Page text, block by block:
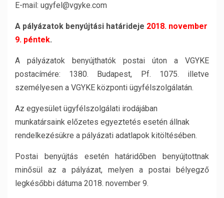
E-mail: ugyfel@vgyke.com
A pályázatok benyújtási határideje 2018. november
9. péntek.
A pályázatok benyújthatók postai úton a VGYKE
postacímére: 1380. Budapest, Pf. 1075. illetve
személyesen a VGYKE központi ügyfélszolgálatán.
Az egyesület ügyfélszolgálati irodájában
munkatársaink előzetes egyeztetés esetén állnak
rendelkezésükre a pályázati adatlapok kitöltésében.
Postai benyújtás esetén határidőben benyújtottnak
minősül az a pályázat, melyen a postai bélyegző
legkésőbbi dátuma 2018. november 9.